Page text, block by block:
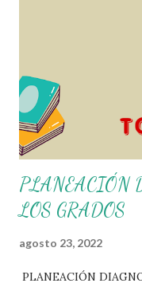
nosotros solo los
didácticos e
aquí 👇👇 👇 Ejemplo
PLANEACIÓN
LOS GRADOS
agosto 23, 2022
PLANEACIÓN